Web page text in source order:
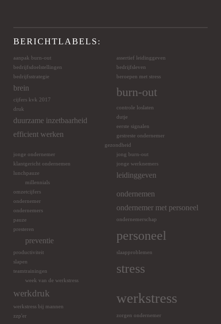
BERICHTLABELS:
aanpak burn-out
assertief leidinggeven
bedrijfsdoelstellingen
bedrijfsleven
bedrijfsstrategie
beroepen met stress
brein burn-out
cijfers kvk 2017
controle loslaten
druk
dutje
duurzame inzetbaarheid
eerste signalen
efficient werken
gestreste ondernemer
gezondheid
jong burn-out
jonge ondernemer
jonge werknemers
klantgericht ondernemen
leidinggeven
lunchpauze
millennials
omzetcijfers
ondernemen
ondernemer
ondernemer met personeel
ondernemers
ondernemerschap
pauze
personeel
presteren
preventie
productiviteit
slaapproblemen
slapen
stress
teamtrainingen
week van de werkstress
werkdruk werkstress
werkstress bij mannen
zorgen ondernemer
zzp'er